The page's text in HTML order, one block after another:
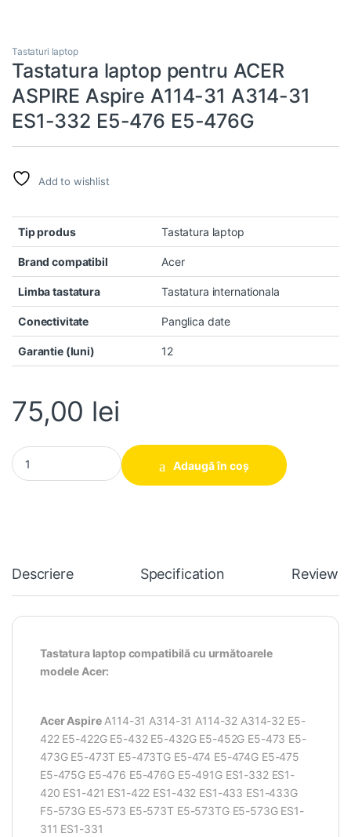
Tastaturi laptop
Tastatura laptop pentru ACER
ASPIRE Aspire A114-31 A314-31
ES1-332 E5-476 E5-476G
Add to wishlist
Tip produs Tastatura laptop
Brand compatibil Acer
Limba tastatura Tastatura internationala
Conectivitate Panglica date
Garantie (luni) 12
75,00 lei
Tastatura laptop pentru ACER ASPIRE Aspire A114-31 A314-31
Adaugă în coș
Descriere Specification Reviews
Tastatura laptop compatibilă cu următoarele
modele Acer:
Acer AspireA114-31 A314-31 A114-32 A314-32 E5-
422 E5-422G E5-432 E5-432G E5-452G E5-473 E5-
473G E5-473T E5-473TG E5-474 E5-474G E5-475
E5-475G E5-476 E5-476G E5-491G ES1-332 ES1-
420 ES1-421 ES1-422 ES1-432 ES1-433 ES1-433G
F5-573G E5-573 E5-573T E5-573TG E5-573G ES1-
311 ES1-331